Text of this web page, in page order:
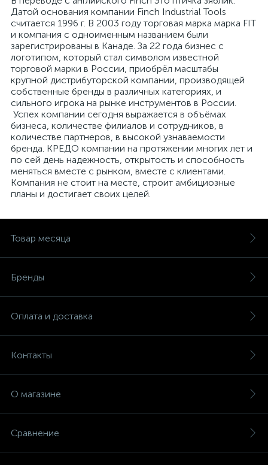
Датой основания компании Finch Industrial Tools
считается 1996 г. В 2003 году торговая марка марка FIT
и компания с одноименным названием были
зарегистрированы в Канаде. За 22 года бизнес с
логотипом, который стал символом известной
торговой марки в России, приобрёл масштабы
крупной дистрибуторской компании, производящей
собственные бренды в различных категориях, и
сильного игрока на рынке инструментов в России.
Успех компании сегодня выражается в объёмах
бизнеса, количестве филиалов и сотрудников, в
количестве партнеров, в высокой узнаваемости
бренда. КРЕДО компании на протяжении многих лет и
по сей день надежность, открытость и способность
меняться вместе с рынком, вместе с клиентами.
Компания не стоит на месте, строит амбициозные
планы и достигает своих целей.
Товар месяца
Бренды
Оплата и доставка
Контакты
О магазине
Сравнение